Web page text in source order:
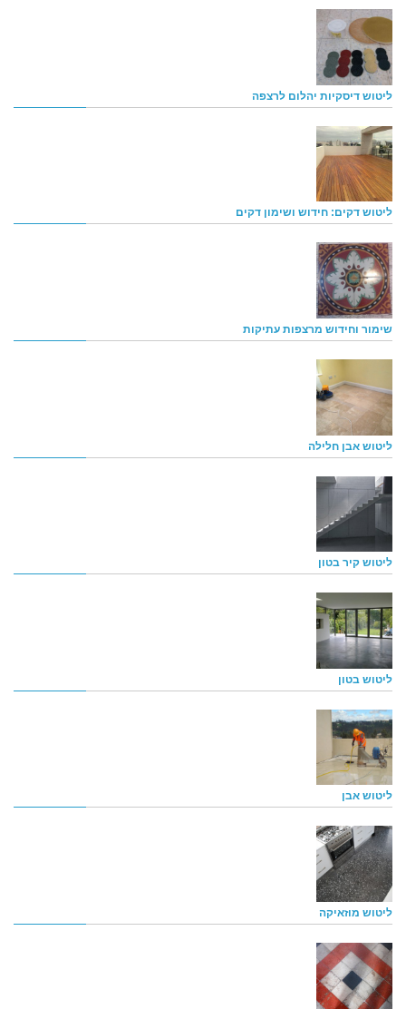
ליטוש דיסקיות יהלום לרצפה
ליטוש דקים: חידוש ושימון דקים
שימור וחידוש מרצפות עתיקות
ליטוש אבן חלילה
ליטוש קיר בטון
ליטוש בטון
ליטוש אבן
ליטוש מוזאיקה